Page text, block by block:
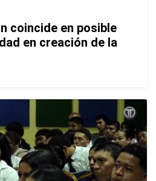
coincide en posible
en creación de la